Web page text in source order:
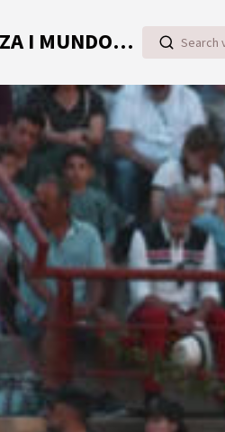
TOROVIDEO | VIDEOS ONLINE DE TOROS I CAZA I MUNDO RURAL